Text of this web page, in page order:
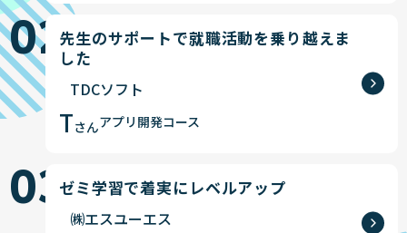
02先生のサポートで就職活動を乗り越えま
した
TDCソフト
Tさんアプリ開発コース
03ゼミ学習で着実にレベルアップ
㈱エスユーエス